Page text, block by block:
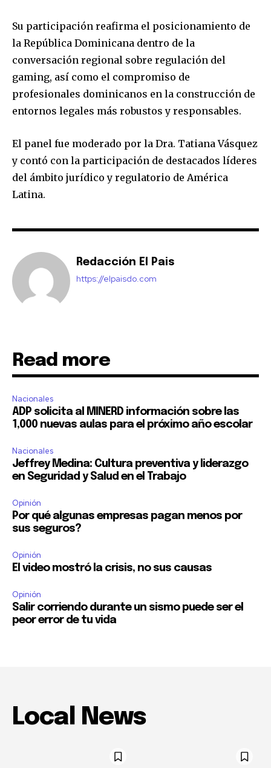
Su participación reafirma el posicionamiento de
la República Dominicana dentro de la
conversación regional sobre regulación del
gaming, así como el compromiso de
profesionales dominicanos en la construcción de
entornos legales más robustos y responsables.
El panel fue moderado por la Dra. Tatiana Vásquez
y contó con la participación de destacados líderes
del ámbito jurídico y regulatorio de América
Latina.
Redacción El Pais
https://elpaisdo.com
Read more
Nacionales
ADP solicita al MINERD información sobre las
1,000 nuevas aulas para el próximo año escolar
Nacionales
Jeffrey Medina: Cultura preventiva y liderazgo
en Seguridad y Salud en el Trabajo
Opinión
Por qué algunas empresas pagan menos por
sus seguros?
Opinión
El video mostró la crisis, no sus causas
Opinión
Salir corriendo durante un sismo puede ser el
peor error de tu vida
Local News